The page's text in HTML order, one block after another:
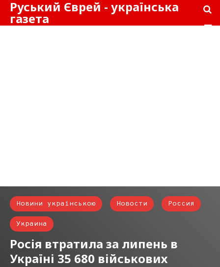
Руський Єврей - українська
газета
Новини українською Новости Россия
Украина
Росія втратила за липень в
Україні 35 680 військових